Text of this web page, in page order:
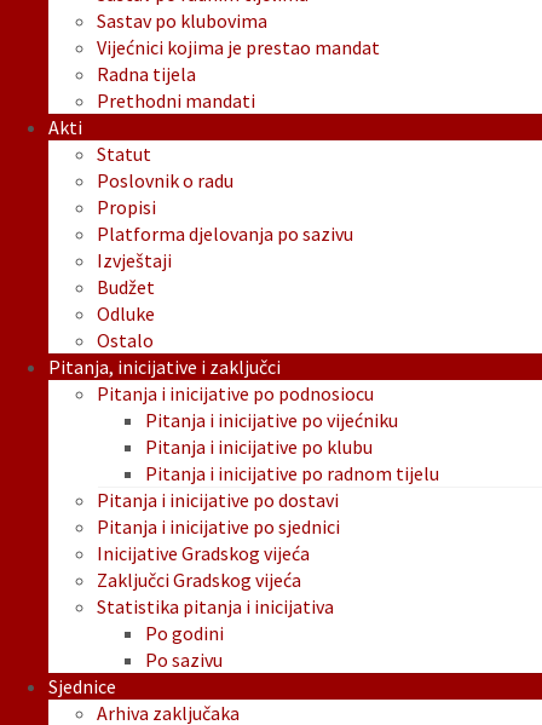
Sastav po klubovima
Vijećnici kojima je prestao mandat
Radna tijela
Prethodni mandati
Akti
Statut
Poslovnik o radu
Propisi
Platforma djelovanja po sazivu
Izvještaji
Budžet
Odluke
Ostalo
Pitanja, inicijative i zaključci
Pitanja i inicijative po podnosiocu
Pitanja i inicijative po vijećniku
Pitanja i inicijative po klubu
Pitanja i inicijative po radnom tijelu
Pitanja i inicijative po dostavi
Pitanja i inicijative po sjednici
Inicijative Gradskog vijeća
Zaključci Gradskog vijeća
Statistika pitanja i inicijativa
Po godini
Po sazivu
Sjednice
Arhiva zaključaka